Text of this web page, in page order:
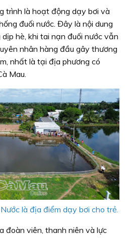
trình là hoạt động dạy bơi và
đuối nước. Đây là nội dung
hè, khi tai nạn đuối nước vẫn
nhân hàng đầu gây thương
nhất là tại địa phương có
Mau.
là địa điểm dạy bơi cho trẻ.
đoàn viên, thanh niên và lực